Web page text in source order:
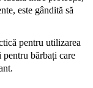
este gândită să
pentru utilizarea
bărbați care